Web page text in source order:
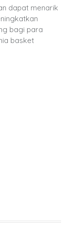
dapat menarik
bagi para
basket